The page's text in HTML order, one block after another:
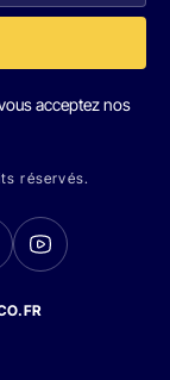
acceptez nos
réservés.